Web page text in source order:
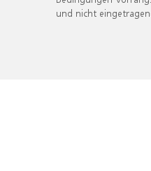
und nicht